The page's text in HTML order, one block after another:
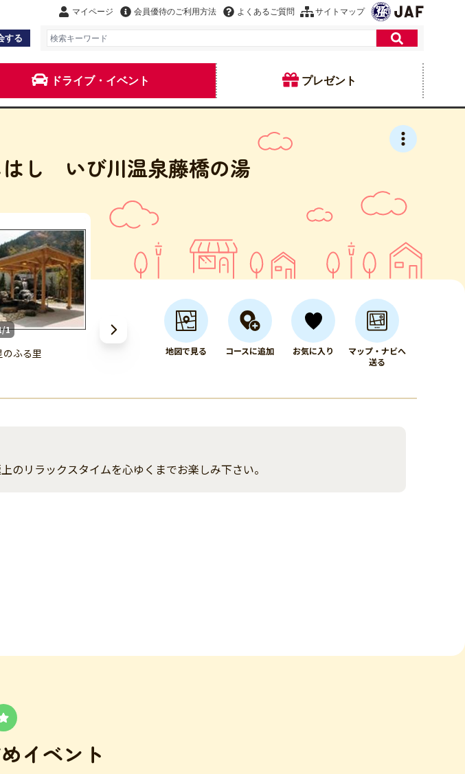
マイページ 会員優待のご利用方法 よくあるご質問 サイトマップ
する
ドライブ・イベント プレゼント
し いび川温泉藤橋の湯
1
のふる里 地図で見る コースに追加 お気に入り
マップ・ナビへ
送る
リラックスタイムを心ゆくまでお楽しみ下さい。
イベント